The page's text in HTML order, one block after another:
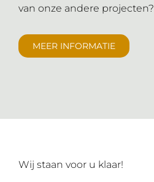
van onze andere projecten?
MEER INFORMATIE
Wij staan voor u klaar!